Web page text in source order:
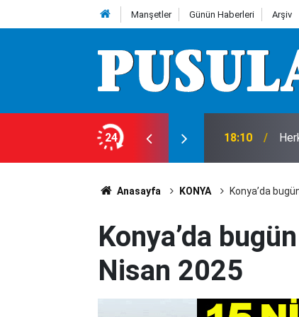
Manşetler Günün Haberleri Arşiv
24
Ağustos Cuma günü olup bitenler… 18:10
Anasayfa KONYA Konya’da
Konya’da
Nisan 2025